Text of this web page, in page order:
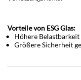
Vorteile von ESG Glas:
Höhere Belastbarkeit
Größere Sicherheit